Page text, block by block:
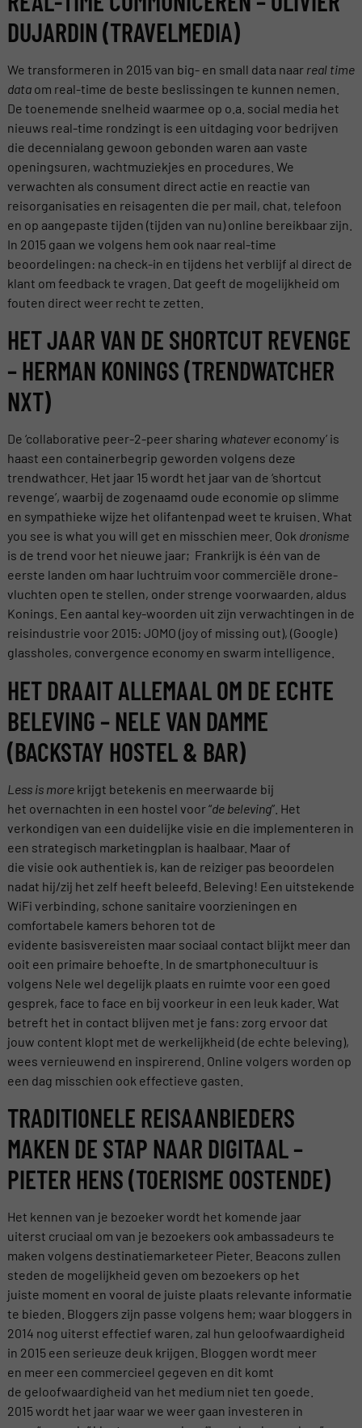
DUJARDIN (TRAVELMEDIA)
We transformeren in 2015 van big- en small data naar real time
data om real-time de beste beslissingen te kunnen nemen.
De toenemende snelheid waarmee op o.a. social media het
nieuws real-time rondzingt is een uitdaging voor bedrijven
die decennialang gewoon gebonden waren aan vaste
openingsuren, wachtmuziekjes en procedures. We
verwachten als consument direct actie en reactie van
reisorganisaties en reisagenten die per mail, chat, telefoon
en op aangepaste tijden (tijden van nu) online bereikbaar zijn.
In 2015 gaan we volgens hem ook naar real-time
beoordelingen: na check-in en tijdens het verblijf al direct de
klant om feedback te vragen. Dat geeft de mogelijkheid om
fouten direct weer recht te zetten.
HET JAAR VAN DE SHORTCUT REVENGE
– HERMAN KONINGS (TRENDWATCHER
NXT)
De ‘collaborative peer-2-peer sharing whatevereconomy’ is
haast een containerbegrip geworden volgens deze
trendwathcer. Het jaar 15 wordt het jaar van de ‘shortcut
revenge’, waarbij de zogenaamd oude economie op slimme
en sympathieke wijze het olifantenpad weet te kruisen. What
you see is what you will get en misschien meer. Ook dronisme
is de trend voor het nieuwe jaar; Frankrijk is één van de
eerste landen om haar luchtruim voor commerciële drone-
vluchten open te stellen, onder strenge voorwaarden, aldus
Konings. Een aantal key-woorden uit zijn verwachtingen in de
reisindustrie voor 2015: JOMO (joy of missing out), (Google)
glassholes, convergence economy en swarm intelligence.
HET DRAAIT ALLEMAAL OM DE ECHTE
BELEVING – NELE VAN DAMME
(BACKSTAY HOSTEL & BAR)
Less is morekrijgt betekenis en meerwaarde bij
het overnachten in een hostel voor “de beleving”. Het
verkondigen van een duidelijke visie en die implementeren in
een strategisch marketingplan is haalbaar. Maar of
die visie ook authentiek is, kan de reiziger pas beoordelen
nadat hij/zij het zelf heeft beleefd. Beleving! Een uitstekende
WiFi verbinding, schone sanitaire voorzieningen en
comfortabele kamers behoren tot de
evidente basisvereisten maar sociaal contact blijkt meer dan
ooit een primaire behoefte. In de smartphonecultuur is
volgens Nele wel degelijk plaats en ruimte voor een goed
gesprek, face to face en bij voorkeur in een leuk kader. Wat
betreft het in contact blijven met je fans: zorg ervoor dat
jouw content klopt met de werkelijkheid (de echte beleving),
wees vernieuwend en inspirerend. Online volgers worden op
een dag misschien ook effectieve gasten.
TRADITIONELE REISAANBIEDERS
MAKEN DE STAP NAAR DIGITAAL –
PIETER HENS (TOERISME OOSTENDE)
Het kennen van je bezoeker wordt het komende jaar
uiterst cruciaal om van je bezoekers ook ambassadeurs te
maken volgens destinatiemarketeer Pieter. Beacons zullen
steden de mogelijkheid geven om bezoekers op het
juiste moment en vooral de juiste plaats relevante informatie
te bieden. Bloggers zijn passe volgens hem; waar bloggers in
2014 nog uiterst effectief waren, zal hun geloofwaardigheid
in 2015 een serieuze deuk krijgen. Bloggen wordt meer
en meer een commercieel gegeven en dit komt
de geloofwaardigheid van het medium niet ten goede.
2015 wordt het jaar waar we weer gaan investeren in